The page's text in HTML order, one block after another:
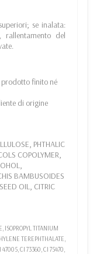
se inalata:
rallentamento del
prodotto finito né
di origine
PHTHALIC
COPOLYMER,
BAMBUSOIDES
OIL, CITRIC
TITANIUM
TEREPHTHALATE,
CI 73360, CI 75470,